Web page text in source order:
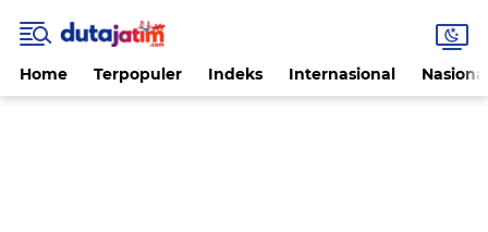
Home Terpopuler Indeks Internasional